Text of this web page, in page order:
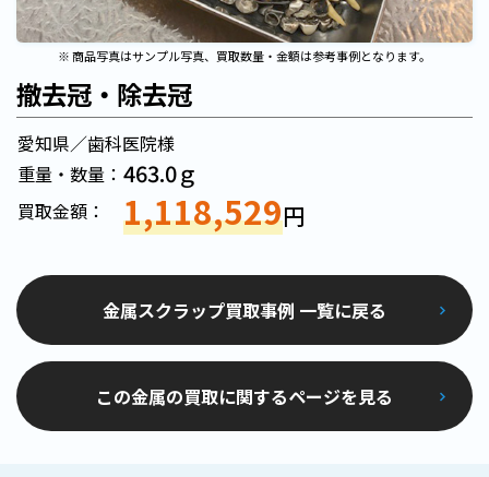
※ 商品写真はサンプル写真、買取数量・金額は参考事例となります。
撤去冠・除去冠
愛知県／歯科医院様
重量・数量： 463.0ｇ
買取金額： 1,118,529円
金属スクラップ買取事例 一覧に戻る
この金属の買取に関するページを見る